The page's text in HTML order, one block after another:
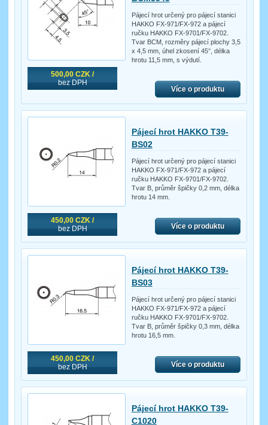
500,00 CZK /
bez DPH
Pájecí hrot určený pro pájecí stanici
HAKKO FX-971/FX-972 a pájecí
ručku HAKKO FX-9701/FX-9702.
Tvar BCM, rozměry pájecí plochy 3,5
x 4,5 mm, úhel zkosení 45°, délka
hrotu 11,5 mm, s výdutí.
Více o produktu
450,00 CZK /
bez DPH
Pájecí hrot HAKKO T39-
BS02
Pájecí hrot určený pro pájecí stanici
HAKKO FX-971/FX-972 a pájecí
ručku HAKKO FX-9701/FX-9702.
Tvar B, průměr špičky 0,2 mm, délka
hrotu 14 mm.
Více o produktu
450,00 CZK /
bez DPH
Pájecí hrot HAKKO T39-
BS03
Pájecí hrot určený pro pájecí stanici
HAKKO FX-971/FX-972 a pájecí
ručku HAKKO FX-9701/FX-9702.
Tvar B, průměr špičky 0,3 mm, délka
hrotu 16,5 mm.
Více o produktu
Pájecí hrot HAKKO T39-
C1020